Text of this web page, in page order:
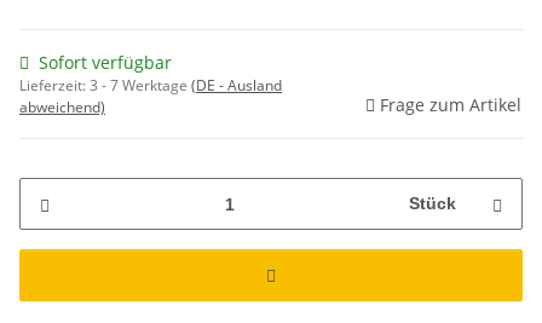
Sofort verfügbar
Lieferzeit:3 - 7 Werktage (DE - Ausland
abweichend)
Frage zum Artikel
Stück